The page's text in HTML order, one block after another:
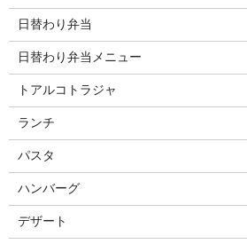
日替わり弁当
日替わり弁当メニュー
トアルコトラジャ
ランチ
パスタ
ハンバーグ
デザート